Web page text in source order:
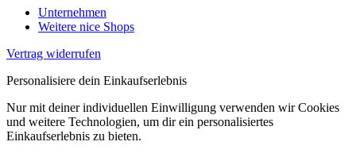
Unternehmen
Weitere nice Shops
Vertrag widerrufen
Personalisiere dein Einkaufserlebnis
Nur mit deiner individuellen Einwilligung verwenden wir Cookies
und weitere Technologien, um dir ein personalisiertes
Einkaufserlebnis zu bieten.